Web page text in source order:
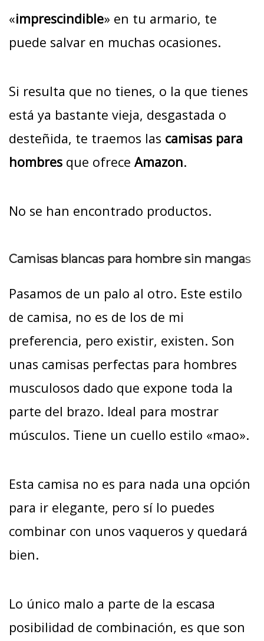
«imprescindible» en tu armario, te
puede salvar en muchas ocasiones.
Si resulta que no tienes, o la que tienes
está ya bastante vieja, desgastada o
desteñida, te traemos las camisas para
hombres que ofrece Amazon.
No se han encontrado productos.
Camisas blancas para hombre sin mangas
Pasamos de un palo al otro. Este estilo
de camisa, no es de los de mi
preferencia, pero existir, existen. Son
unas camisas perfectas para hombres
musculosos dado que expone toda la
parte del brazo. Ideal para mostrar
músculos. Tiene un cuello estilo «mao».
Esta camisa no es para nada una opción
para ir elegante, pero sí lo puedes
combinar con unos vaqueros y quedará
bien.
Lo único malo a parte de la escasa
posibilidad de combinación, es que son